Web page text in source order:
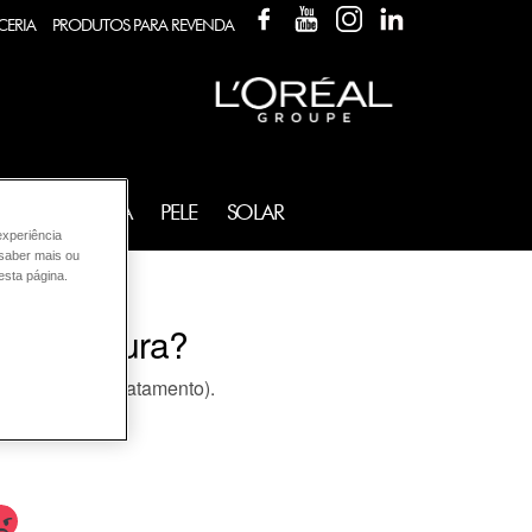
PRODUTOS PARA REVENDA
FACEBOOKYOUTUBEINSTAGRAM
FRAGRÂNCIA PELE SOLAR
a tintura?
cremes de tratamento).
mais ou
página.